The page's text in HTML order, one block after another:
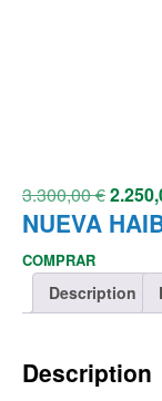
3.300,00€
NUEVA
COMPRAR
Description
Description